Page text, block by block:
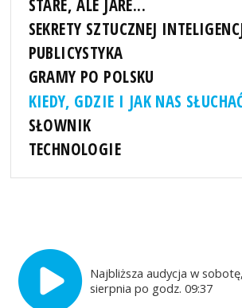
STARE, ALE JARE...
SEKRETY SZTUCZNEJ
PUBLICYSTYKA
GRAMY PO POLSKU
KIEDY, GDZIE I JAK NAS
SŁOWNIK
TECHNOLOGIE
Najbliższa audycja w
sierpnia po godz. 09:37